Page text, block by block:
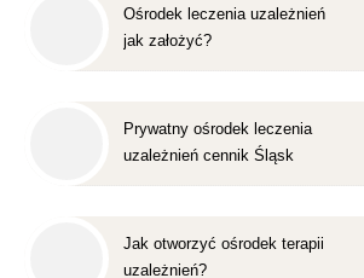
Ośrodek leczenia uzależnień
jak założyć?
Prywatny ośrodek leczenia
uzależnień cennik Śląsk
Jak otworzyć ośrodek terapii
uzależnień?